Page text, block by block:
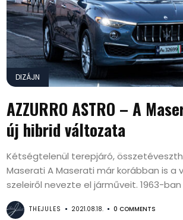
DIZÁJN
AZZURRO ASTRO – A
új hibrid változata
Kétségtelenül terepjáró,
Maserati A Maserati már korábban is a
szeleiről nevezte el járműveit. 1963-ban
THEJULES 2021.08.18. 0 COMMENTS